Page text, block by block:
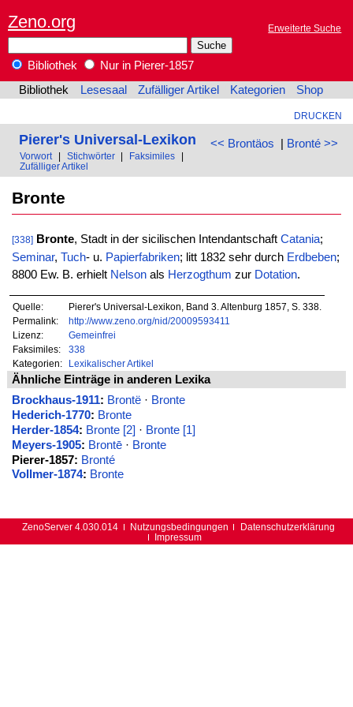
Zeno.org Erweiterte Suche
Bibliothek
Nur in Pierer-1857
Bibliothek
Lesesaal Zufälliger Artikel Kategorien Shop
DRUCKEN
<< Brontäos | Bronté >>
Pierer's Universal-Lexikon
Vorwort Stichwörter Faksimiles
Zufälliger Artikel
Bronte
[338] Bronte, Stadt in der sicilischen Intendantschaft Catania;
Seminar, Tuch- u. Papierfabriken; litt 1832 sehr durch Erdbeben;
8800 Ew. B. erhielt Nelsonals Herzogthum zur Dotation.
Quelle:
Pierer's Universal-Lexikon, Band 3. Altenburg 1857, S. 338.
Permalink:
http://www.zeno.org/nid/20009593411
Lizenz:
Gemeinfrei
Faksimiles:
338
Kategorien:
Lexikalischer Artikel
Ähnliche Einträge in anderen Lexika
Brockhaus-1911: Brontë· Bronte
Hederich-1770: Bronte
Herder-1854: Bronte [2] · Bronte [1]
Meyers-1905: Brontē· Bronte
Pierer-1857: Bronté
Vollmer-1874: Bronte
ZenoServer 4.030.014 Nutzungsbedingungen
Datenschutzerklärung
Impressum